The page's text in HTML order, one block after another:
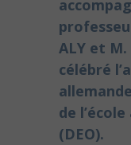
ALY et
célébré
de
(DEO).